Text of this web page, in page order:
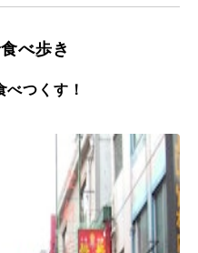
べ歩き
つくす！